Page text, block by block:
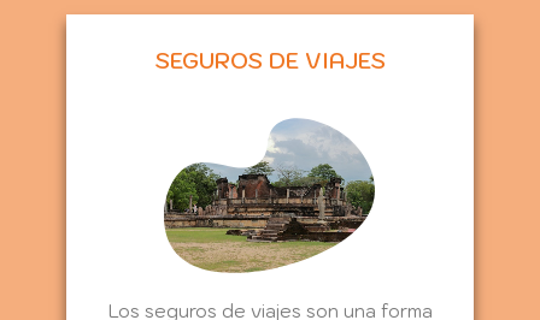
SEGUROS DE VIAJES
Los seguros de viajes son una forma